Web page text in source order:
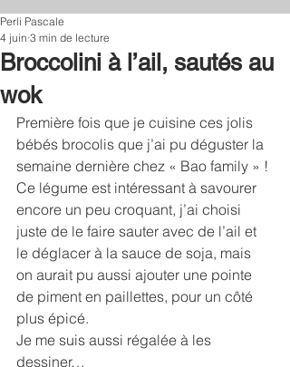
Broccolini à l’ail, sautés au
wok
Perli Pascale
4 juin 3 min de lecture
Première fois que je cuisine ces jolis
bébés brocolis que j’ai pu déguster la
semaine dernière chez « Bao family » !
Ce légume est intéressant à savourer
encore un peu croquant, j’ai choisi
juste de le faire sauter avec de l’ail et
le déglacer à la sauce de soja, mais
on aurait pu aussi ajouter une pointe
de piment en paillettes, pour un côté
plus épicé.
Je me suis aussi régalée à les
dessiner…